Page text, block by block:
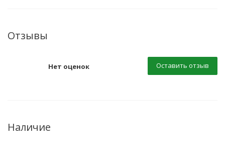
Отзывы
Нет оценок Оставить отзыв
Наличие